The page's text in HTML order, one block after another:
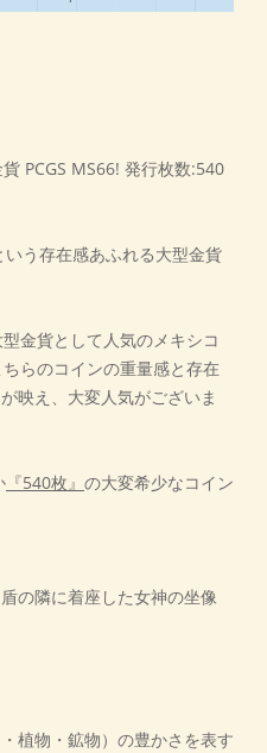
PCGS MS66! 発行枚数:540
う存在感あふれる大型金貨
金貨として人気のメキシコ
らのコインの重量感と存在
映え、大変人気がございま
『540枚』 の大変希少なコイン
の隣に着座した女神の坐像
植物・鉱物）の豊かさを表す